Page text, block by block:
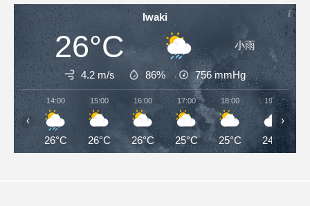
Iwaki
26°C 小雨
4.2 m/s 86% 756mmHg
14:00
26°C
15:00
26°C
16:00
26°C
17:00
25°C
18:00
25°C
19:00
24°C
‹ ›